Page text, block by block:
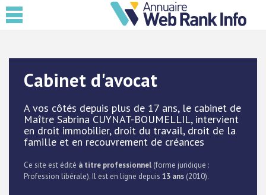
Cabinet d'avocat
A vos côtés depuis plus de 17 ans, le cabinet de
Maître Sabrina CUYNAT-BOUMELLIL, intervient
en droit immobilier, droit du travail, droit de la
famille et en recouvrement de créances
Ce site est édité à titre professionnel (forme juridique :
Profession libérale). Il est en ligne depuis 13 ans (2010).